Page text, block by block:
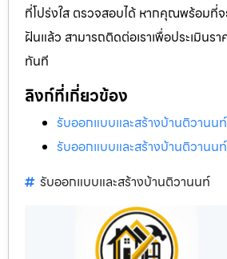
ที่โปร่งใส ตรวจสอบได้ หากคุณพร้อมที่จ
ฝันแล้ว สามารถติดต่อเราเพื่อประเมินร
ทันที
ลิงก์ที่เกี่ยวข้อง
รับออกแบบและสร้างบ้านติวานนท์
รับออกแบบและสร้างบ้านติวานนท์
รับออกแบบและสร้างบ้านติวานนท์